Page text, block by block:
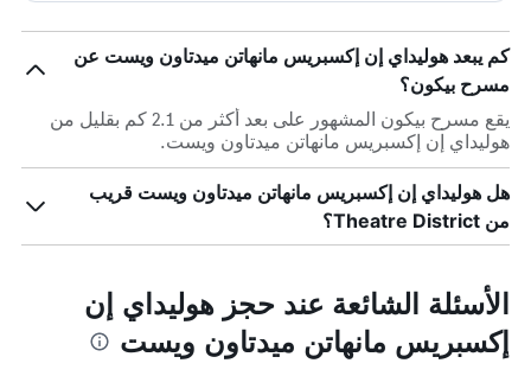
كم يبعد هوليداي إن إكسبريس مانهاتن ميدتاون ويست عن
مسرح بيكون؟
يقع مسرح بيكون المشهور على بعد أكثر من 2.1 كم بقليل من
هوليداي إن إكسبريس مانهاتن ميدتاون ويست.
هل هوليداي إن إكسبريس مانهاتن ميدتاون ويست قريب
من Theatre District؟
الأسئلة الشائعة عند حجز هوليداي إن
إكسبريس مانهاتن ميدتاون ويست